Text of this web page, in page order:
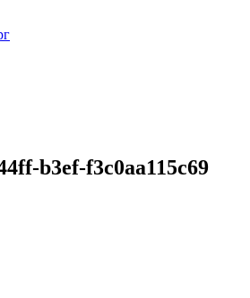
b3ef-f3c0aa115c69